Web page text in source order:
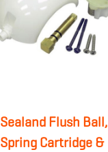
Sealand Flush Ball,
Spring Cartridge &